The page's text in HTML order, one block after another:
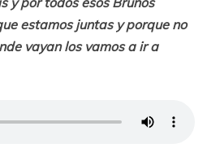
estamos juntas y porque no
vayan los vamos a ir a